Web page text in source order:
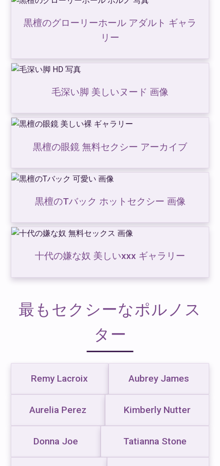
黒檀のグローリーホール アダルト ギャラ
リー
毛深い脚 美しいヌード 画像
黒檀の眼鏡 無料セクシー アーカイブ
黒檀のTバック ホットセクシー 画像
十代の嫌な奴 美しいxxx ギャラリー
最もセクシーなポルノス
ター
Remy Lacroix Aubrey James
Aurelia Perez Kimberly Nutter
Donna Joe Tatianna Stone